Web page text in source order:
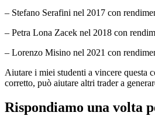
– Stefano Serafini nel 2017 con
– Petra Lona Zacek nel 2018 con
– Lorenzo Misino nel 2021 con
Aiutare i miei studenti a vincere questa
corretto, può aiutare altri trader a
Rispondiamo una volta